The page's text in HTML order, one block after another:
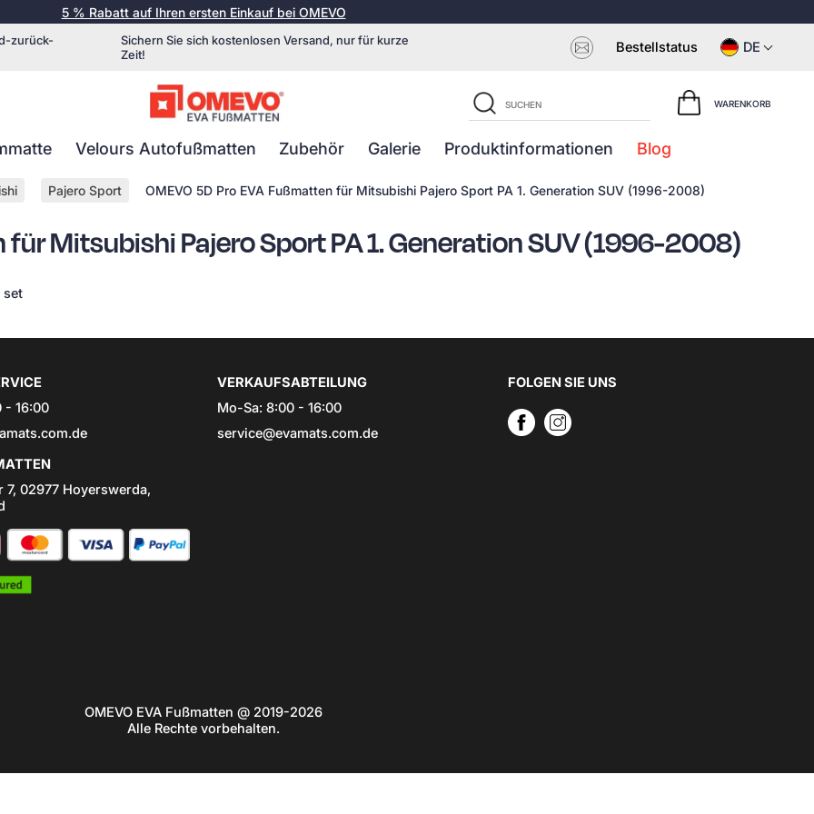
5 % Rabatt auf Ihren ersten Einkauf bei OMEVO
zurück-
Sichern Sie sich kostenlosen Versand, nur für kurze
Zeit!
Bestellstatus DE
WARENKORB
Velours Autofußmatten Zubehör Galerie Produktinformationen Blog
Pajero Sport OMEVO 5D Pro EVA Fußmatten für Mitsubishi Pajero Sport PA 1. Generation SUV (1996-2008)
für Mitsubishi Pajero Sport PA 1. Generation SUV (1996-2008)
set
- 16:00
7, 02977 Hoyerswerda,
VERKAUFSABTEILUNG
Mo-Sa: 8:00 - 16:00
service@evamats.com.de
FOLGEN SIE UNS
OMEVO EVA Fußmatten @ 2019-2026
Alle Rechte vorbehalten.